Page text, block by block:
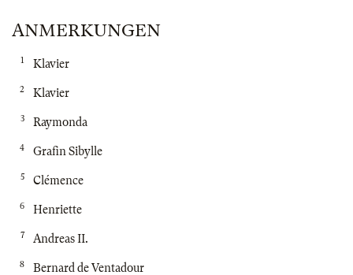
ANMERKUNGEN
1 Klavier
2 Klavier
3 Raymonda
4 Grafin Sibylle
5 Clémence
6 Henriette
7 Andreas II.
8 Bernard de Ventadour